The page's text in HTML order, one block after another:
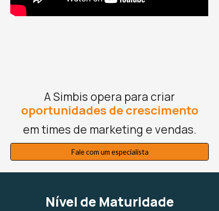
A Simbis opera para criar
oportunidades de crescimento
em times de marketing e vendas.
Fale com um especialista
Nível de Maturidade